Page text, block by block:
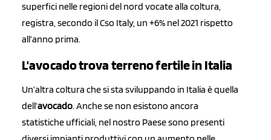
superfici nelle regioni del nord vocate alla coltura,
registra, secondo il Cso Italy, un +6% nel 2021 rispetto
all’anno prima.
L'avocado trova terreno fertile in Italia
Un’altra coltura che si sta sviluppando in Italia è quella
dell’avocado. Anche se non esistono ancora
statistiche ufficiali, nel nostro Paese sono presenti